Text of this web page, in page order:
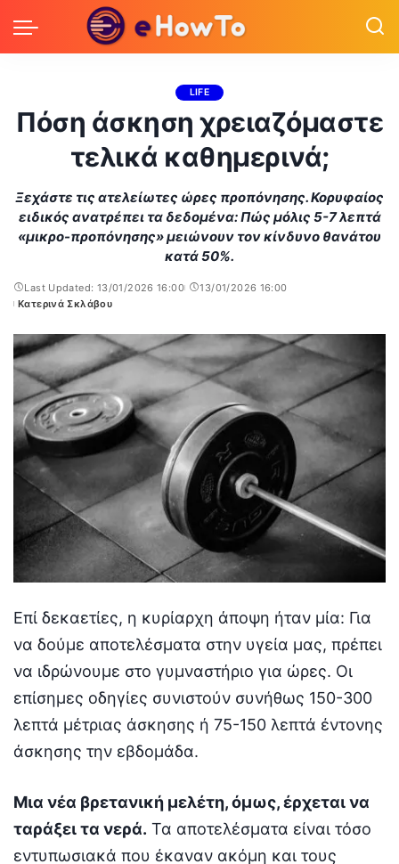
LIFE
Πόση άσκηση χρειαζόμαστε
τελικά καθημερινά;
Ξεχάστε τις ατελείωτες ώρες προπόνησης. Κορυφαίος
ειδικός ανατρέπει τα δεδομένα: Πώς μόλις 5-7 λεπτά
«μικρο-προπόνησης» μειώνουν τον κίνδυνο θανάτου
κατά 50%.
Last Updated: 13/01/2026 16:00
13/01/2026 16:00
Posted
Κατερινά Σκλάβου
Επί δεκαετίες, η κυρίαρχη άποψη ήταν μία: Για
να δούμε αποτελέσματα στην υγεία μας, πρέπει
να ιδρώνουμε στο γυμναστήριο για ώρες. Οι
επίσημες οδηγίες συνιστούν συνήθως 150-300
λεπτά μέτριας άσκησης ή 75-150 λεπτά έντονης
άσκησης την εβδομάδα.
Μια νέα βρετανική μελέτη, όμως, έρχεται να
ταράξει τα νερά. Τα αποτελέσματα είναι τόσο
εντυπωσιακά που έκαναν ακόμη και τους